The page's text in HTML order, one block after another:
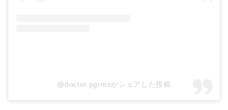
@doctor.pgrmsがシェアした投稿